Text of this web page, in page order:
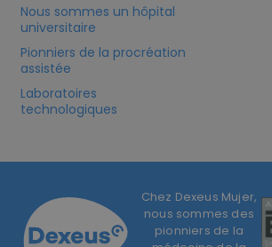
Nous sommes un hôpital
universitaire
Pionniers de la procréation
assistée
Laboratoires
technologiques
Chez Dexeus Mujer,
nous sommes des
pionniers de la